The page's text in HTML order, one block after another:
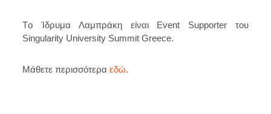
Tο Ίδρυμα Λαμπράκη είναι Event Supporter του
Singularity University Summit Greece.
Μάθετε περισσότεραεδώ.